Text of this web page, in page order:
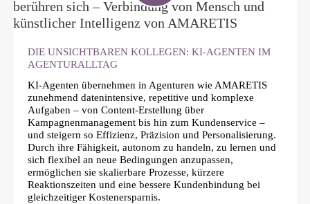
DIE UNSICHTBAREN KOLLEGEN: KI-AGENTEN IM
AGENTURALLTAG
KI-Agenten übernehmen in Agenturen wie AMARETIS
zunehmend datenintensive, repetitive und komplexe
Aufgaben – von Content-Erstellung über
Kampagnenmanagement bis hin zum Kundenservice –
und steigern so Effizienz, Präzision und Personalisierung.
Durch ihre Fähigkeit, autonom zu handeln, zu lernen und
sich flexibel an neue Bedingungen anzupassen,
ermöglichen sie skalierbare Prozesse, kürzere
Reaktionszeiten und eine bessere Kundenbindung bei
gleichzeitiger Kostenersparnis.